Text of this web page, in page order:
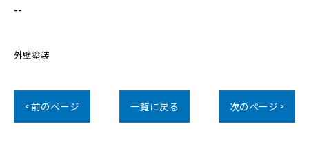
--
外壁塗装
< 前のページ 一覧に戻る 次のページ >